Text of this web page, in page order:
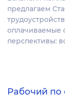
предлагаем
оплачиваемые
перспективы:
Рабочий по